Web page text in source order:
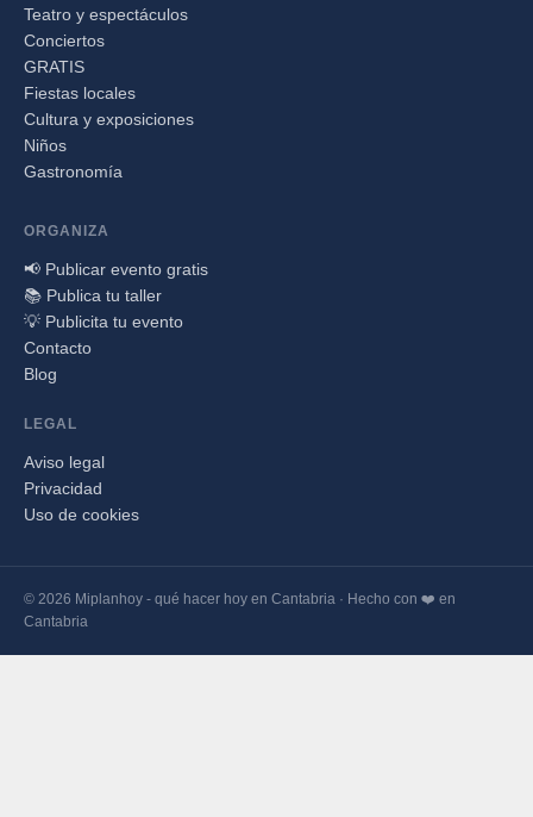
Teatro y espectáculos
Conciertos
GRATIS
Fiestas locales
Cultura y exposiciones
Niños
Gastronomía
ORGANIZA
📢 Publicar evento gratis
📚 Publica tu taller
💡 Publicita tu evento
Contacto
Blog
LEGAL
Aviso legal
Privacidad
Uso de cookies
© 2026 Miplanhoy - qué hacer hoy en Cantabria · Hecho con ❤️ en
Cantabria